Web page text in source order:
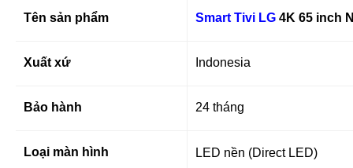
Tên sản phẩm Smart Tivi LG 4K 65 inch
Xuất xứ Indonesia
Bảo hành 24 tháng
Loại màn hình LED nền (Direct LED)